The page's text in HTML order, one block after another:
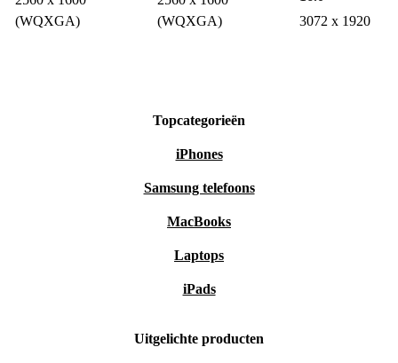
(WQXGA)
(WQXGA)
3072 x 1920
Topcategorieën
iPhones
Samsung telefoons
MacBooks
Laptops
iPads
Uitgelichte producten